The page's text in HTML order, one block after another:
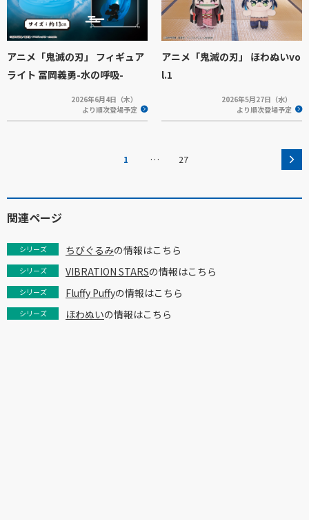
アニメ「鬼滅の刃」 フィギュア
ライト 冨岡義勇-水の呼吸-
2026年6月4日（木）
より順次登場予定
アニメ「鬼滅の刃」 ほわぬいvo
l.1
2026年5月27日（水）
より順次登場予定
1 … 27
関連ページ
シリーズ ちびぐるみの情報はこちら
シリーズ VIBRATION STARSの情報はこちら
シリーズ Fluffy Puffyの情報はこちら
シリーズ ほわぬいの情報はこちら